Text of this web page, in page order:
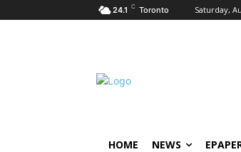
24.1 C Toronto Saturday,
HOME NEWS